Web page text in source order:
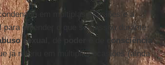
em múltiplas ocasiões e a
entender o que se passou durante
sexual consciência”,
já referiu em múltiplas ocasiões (ainda